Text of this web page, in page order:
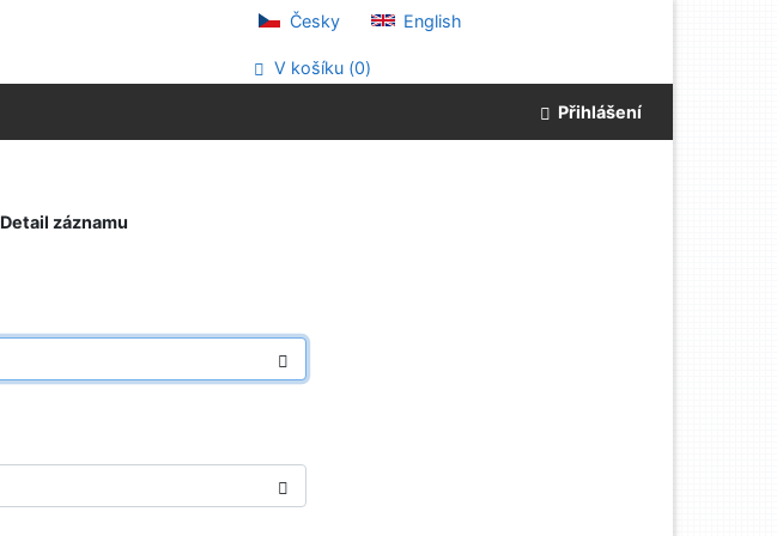
Česky English
V košíku (0)
Přihlášení
Detail záznamu